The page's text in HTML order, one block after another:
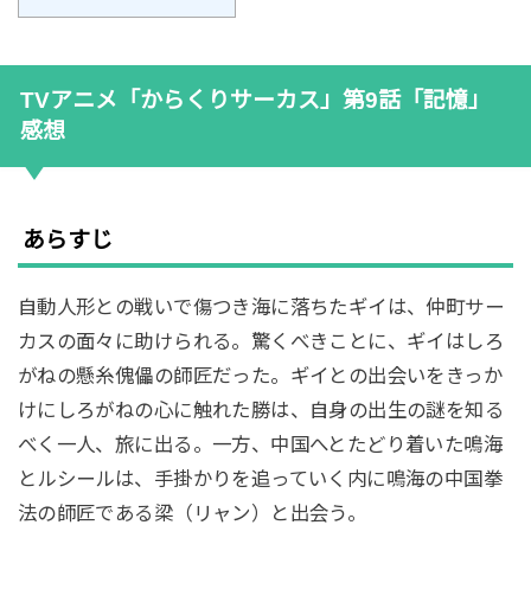
TVアニメ「からくりサーカス」第9話「記憶」
感想
あらすじ
自動人形との戦いで傷つき海に落ちたギイは、仲町サー
カスの面々に助けられる。驚くべきことに、ギイはしろ
がねの懸糸傀儡の師匠だった。ギイとの出会いをきっか
けにしろがねの心に触れた勝は、自身の出生の謎を知る
べく一人、旅に出る。一方、中国へとたどり着いた鳴海
とルシールは、手掛かりを追っていく内に鳴海の中国拳
法の師匠である梁（リャン）と出会う。